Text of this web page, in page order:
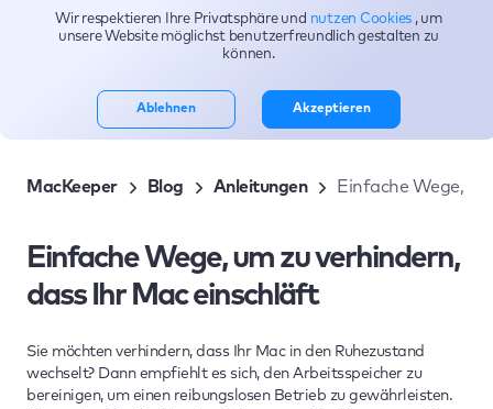
Themen
MacKeeper Blog Anleitungen Einfache Wege,
Einfache Wege, um zu verhindern,
dass Ihr Mac einschläft
Sie möchten verhindern, dass Ihr Mac in den Ruhezustand
wechselt? Dann empfiehlt es sich, den Arbeitsspeicher zu
bereinigen, um einen reibungslosen Betrieb zu gewährleisten.
Wir respektieren Ihre Privatsphäre und nutzen Cookies , um
unsere Website möglichst benutzerfreundlich gestalten zu
können.
Ablehnen Akzeptieren